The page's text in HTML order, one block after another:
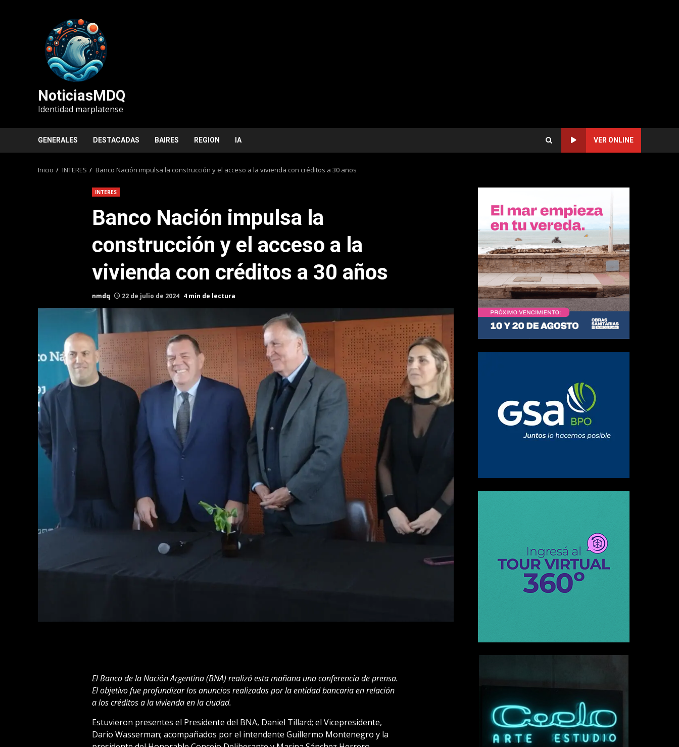
NoticiasMDQ
Identidad marplatense
GENERALES DESTACADAS BAIRES REGION IA VER ONLINE
Inicio INTERES Banco Nación impulsa la construcción y el acceso a la vivienda con créditos a 30 años
INTERES
Banco Nación impulsa la
construcción y el acceso a la
vivienda con créditos a 30 años
nmdq 22 de julio de 2024 4 min de lectura
El Banco de la Nación Argentina (BNA) realizó esta mañana una conferencia de prensa.
El objetivo fue profundizar los anuncios realizados por la entidad bancaria en relación
a los créditos a la vivienda en la ciudad.
Estuvieron presentes el Presidente del BNA, Daniel Tillard; el Vicepresidente,
Dario Wasserman; acompañados por el intendente Guillermo Montenegro y la